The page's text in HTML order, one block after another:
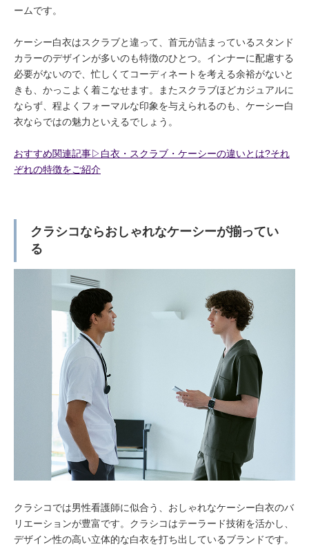
ームです。
ケーシー白衣はスクラブと違って、首元が詰まっているスタンド
カラーのデザインが多いのも特徴のひとつ。インナーに配慮する
必要がないので、忙しくてコーディネートを考える余裕がないと
きも、かっこよく着こなせます。またスクラブほどカジュアルに
ならず、程よくフォーマルな印象を与えられるのも、ケーシー白
衣ならではの魅力といえるでしょう。
おすすめ関連記事▷白衣・スクラブ・ケーシーの違いとは?それ
ぞれの特徴をご紹介
クラシコならおしゃれなケーシーが揃ってい
る
クラシコでは男性看護師に似合う、おしゃれなケーシー白衣のバ
リエーションが豊富です。クラシコはテーラード技術を活かし、
デザイン性の高い立体的な白衣を打ち出しているブランドです。